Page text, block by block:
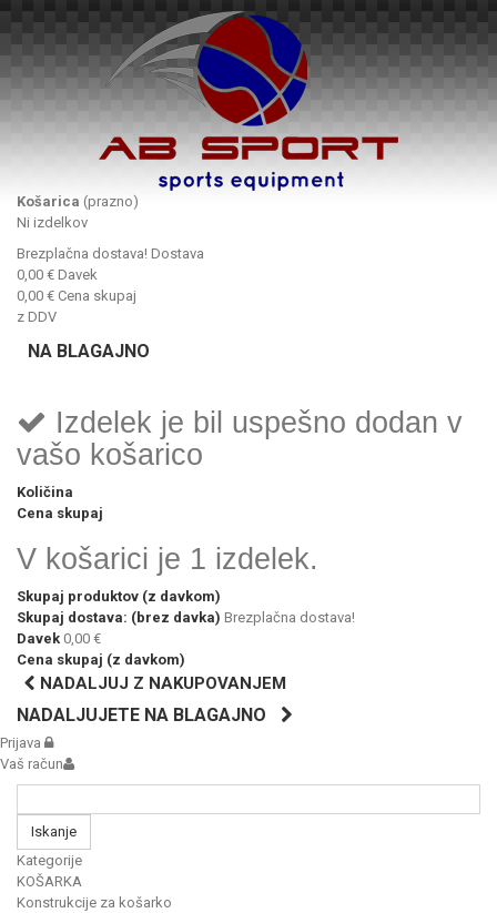
Košarica (prazno)
Ni izdelkov
Brezplačna dostava! Dostava
0,00 € Davek
0,00 € Cena skupaj
z DDV
NA BLAGAJNO
Izdelek je bil uspešno dodan v
vašo košarico
Količina
Cena skupaj
V košarici je 1 izdelek.
Skupaj produktov (z davkom)
Skupaj dostava: (brez davka) Brezplačna dostava!
Davek 0,00 €
Cena skupaj (z davkom)
NADALJUJ Z NAKUPOVANJEM
NADALJUJETE NA BLAGAJNO
Prijava
Vaš račun
Iskanje
Kategorije
KOŠARKA
Konstrukcije za košarko